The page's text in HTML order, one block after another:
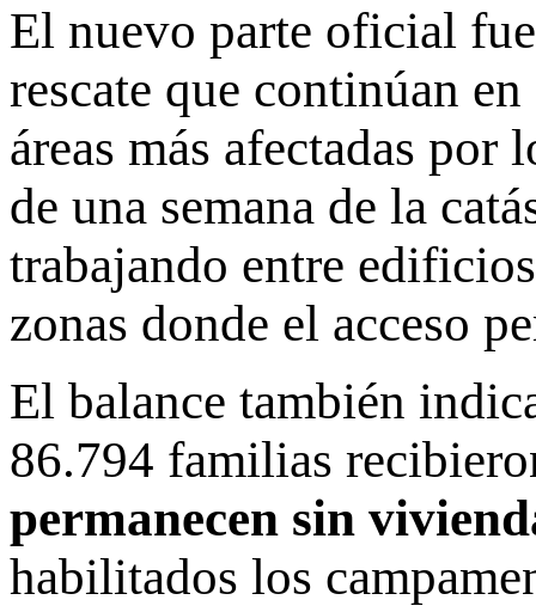
El nuevo parte oficial
rescate que continúan
áreas más afectadas por
de una semana de la
trabajando entre
zonas donde el acceso
El balance también
86.794 familias
permanecen sin
habilitados los